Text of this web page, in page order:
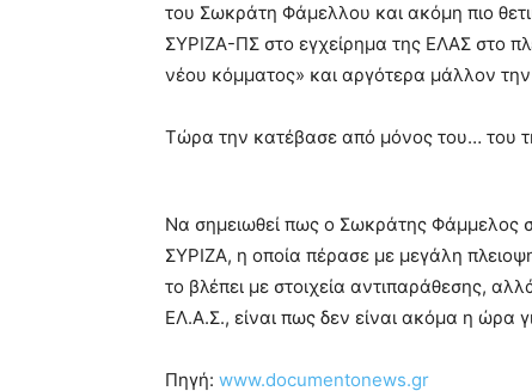
του Σωκράτη Φάμελλου και ακόμη πιο
ΣΥΡΙΖΑ-ΠΣ στο εγχείρημα της ΕΛΑΣ στο
νέου κόμματος» και αργότερα μάλλον
Τώρα την κατέβασε από μόνος του… του
Να σημειωθεί πως ο Σωκράτης Φάμμελος
ΣΥΡΙΖΑ, η οποία πέρασε με μεγάλη
το βλέπει με στοιχεία αντιπαράθεσης,
ΕΛ.Α.Σ., είναι πως δεν είναι ακόμα η ώρα
Πηγή: www.documentonews.gr